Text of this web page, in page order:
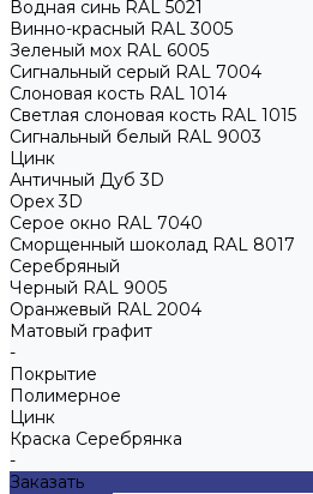
Водная синь RAL 5021
Винно-красный RAL 3005
Зеленый мох RAL 6005
Сигнальный серый RAL 7004
Слоновая кость RAL 1014
Светлая слоновая кость RAL 1015
Сигнальный белый RAL 9003
Цинк
Античный Дуб 3D
Орех 3D
Серое окно RAL 7040
Сморщенный шоколад RAL 8017
Серебряный
Черный RAL 9005
Оранжевый RAL 2004
Матовый графит
-
Покрытие
Полимерное
Цинк
Краска Серебрянка
-
Заказать